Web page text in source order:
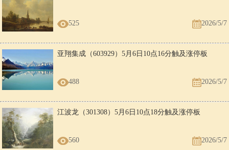
525 2026/5/7
亚翔集成（603929）5月6日10点16分触及涨停板
488 2026/5/7
江波龙（301308）5月6日10点18分触及涨停板
560 2026/5/7